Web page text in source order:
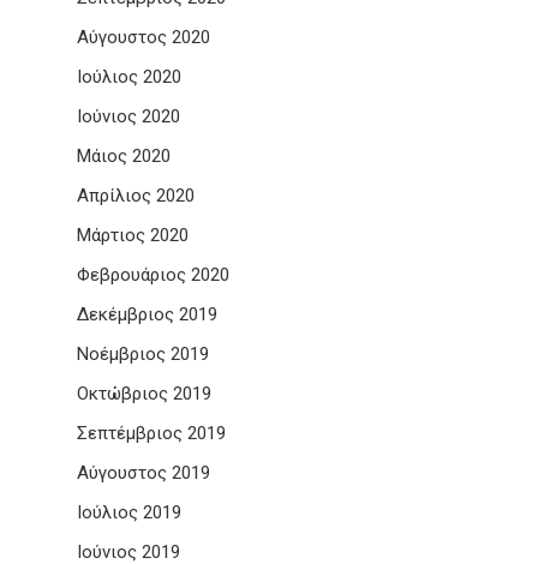
Αύγουστος 2020
Ιούλιος 2020
Ιούνιος 2020
Μάιος 2020
Απρίλιος 2020
Μάρτιος 2020
Φεβρουάριος 2020
Δεκέμβριος 2019
Νοέμβριος 2019
Οκτώβριος 2019
Σεπτέμβριος 2019
Αύγουστος 2019
Ιούλιος 2019
Ιούνιος 2019